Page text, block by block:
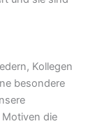
Kollegen
besondere
die